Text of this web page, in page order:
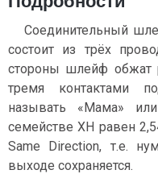
Соединительный
состоит из трёх
стороны шлейф обжат
тремя контактами
называть «Мама»
семействе XH равен
Same Direction, т.е.
выходе сохраняется.